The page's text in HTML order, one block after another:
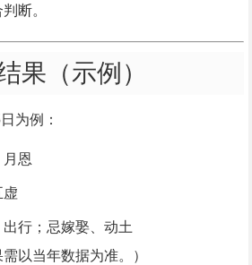
断。
果（示例）
为例：
月恩
虚
行；忌嫁娶、动土
需以当年数据为准。）